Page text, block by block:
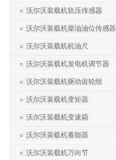
沃尔沃装载机轨压传感器
沃尔沃装载机柴油油位传感器
沃尔沃装载机机油尺
沃尔沃装载机发电机调节器
沃尔沃装载机驱动齿轮组
沃尔沃装载机变矩器
沃尔沃装载机变速箱
沃尔沃装载机蓄能器
沃尔沃装载机万向节